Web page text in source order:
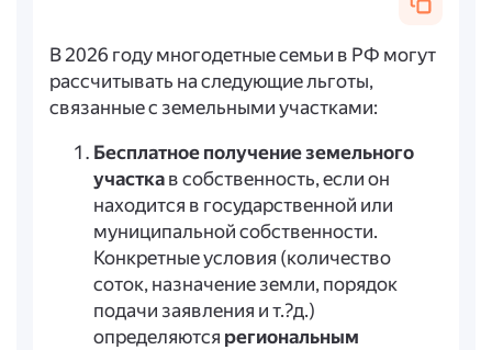
В 2026 году многодетные семьи в РФ могут
рассчитывать на следующие льготы,
связанные с земельными участками:
Бесплатное получение земельного
участкав собственность, если он
находится в государственной или
муниципальной собственности.
Конкретные условия (количество
соток, назначение земли, порядок
подачи заявления и т.?д.)
определяются региональным